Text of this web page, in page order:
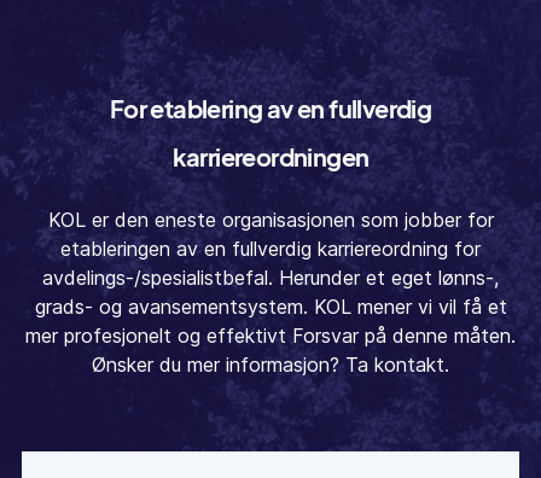
For etablering av en fullverdig
karriereordningen
KOL er den eneste organisasjonen som jobber for
etableringen av en fullverdig karriereordning for
avdelings-/spesialistbefal. Herunder et eget lønns-,
grads- og avansementsystem. KOL mener vi vil få et
mer profesjonelt og effektivt Forsvar på denne måten.
Ønsker du mer informasjon? Ta kontakt.